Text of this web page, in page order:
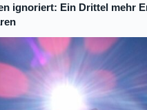
ignoriert: Ein Drittel mehr